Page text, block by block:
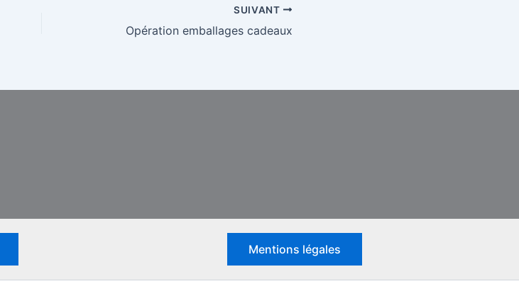
SUIVANT
Opération emballages cadeaux
Mentions légales